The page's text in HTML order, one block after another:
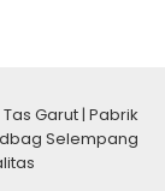
Garut | Pabrik
Selempang